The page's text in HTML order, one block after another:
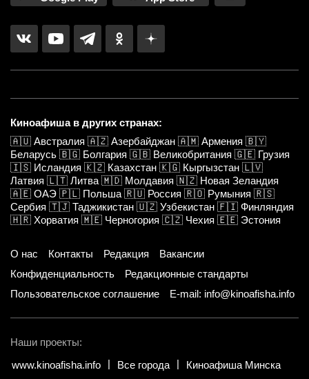
Киноафиша в других странах:
🇦🇺 Австралия 🇦🇿 Азербайджан 🇦🇲 Армения 🇧🇾
Беларусь 🇧🇬 Болгария 🇬🇧 Великобритания 🇬🇪 Грузия
🇮🇸 Исландия 🇰🇿 Казахстан 🇰🇬 Кыргызстан 🇱🇻
Латвия 🇱🇹 Литва 🇲🇩 Молдавия 🇳🇿 Новая Зеландия
🇦🇪 ОАЭ 🇵🇱 Польша 🇷🇺 Россия 🇷🇴 Румыния 🇷🇸
Сербия 🇹🇯 Таджикистан 🇺🇿 Узбекистан 🇫🇮 Финляндия
🇭🇷 Хорватия 🇲🇪 Черногория 🇨🇿 Чехия 🇪🇪 Эстония
О нас Контакты Редакция
Вакансии
Конфиденциальность
Редакционные стандарты
Пользовательское соглашение
E-mail: info@kinoafisha.info
Наши проекты:
www.kinoafisha.info
Все города Киноафиша Минска